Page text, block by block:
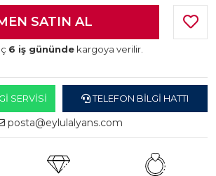
6 iş gününde kargoya verilir.
SERVISI TELEFON BILGI HATTI
posta@eylulalyans.com